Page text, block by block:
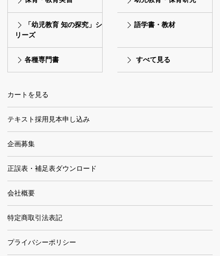
「幼児教育 知の探究」シ
リーズ
語学書・教材
各種専門書 すべて見る
カートを見る
テキスト採用見本申し込み
企画募集
正誤表・補足表ダウンロード
会社概要
特定商取引法表記
プライバシーポリシー